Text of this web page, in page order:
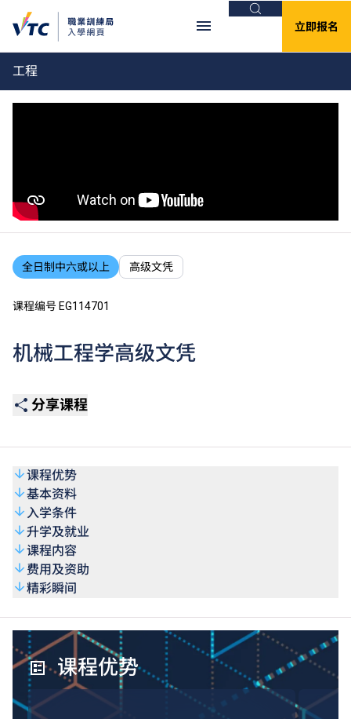
搜索
立即报名
工程
全日制中六或以上 高级文凭
课程编号 EG114701
机械工程学高级文凭
分享课程
课程优势
基本资料
入学条件
升学及就业
课程内容
费用及资助
精彩瞬间
课程优势